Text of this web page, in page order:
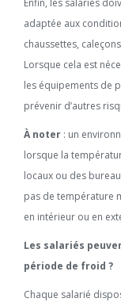
Enfin, les salariés
adaptée aux
chaussettes,
Lorsque cela est
les équipements de
prévenir d’autres
À noter : un
lorsque la
locaux ou des
pas de température
en intérieur ou en
Les salariés
période de froid ?
Chaque salarié